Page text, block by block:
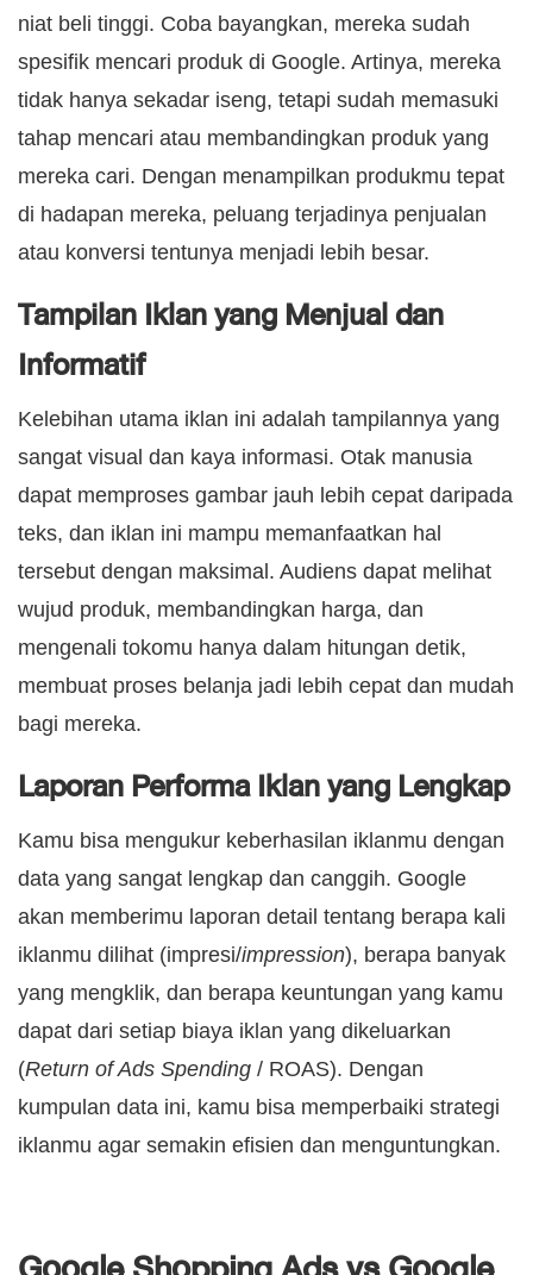
niat beli tinggi. Coba bayangkan, mereka sudah
spesifik mencari produk di Google. Artinya, mereka
tidak hanya sekadar iseng, tetapi sudah memasuki
tahap mencari atau membandingkan produk yang
mereka cari. Dengan menampilkan produkmu tepat
di hadapan mereka, peluang terjadinya penjualan
atau konversi tentunya menjadi lebih besar.
Tampilan Iklan yang Menjual dan
Informatif
Kelebihan utama iklan ini adalah tampilannya yang
sangat visual dan kaya informasi. Otak manusia
dapat memproses gambar jauh lebih cepat daripada
teks, dan iklan ini mampu memanfaatkan hal
tersebut dengan maksimal. Audiens dapat melihat
wujud produk, membandingkan harga, dan
mengenali tokomu hanya dalam hitungan detik,
membuat proses belanja jadi lebih cepat dan mudah
bagi mereka.
Laporan Performa Iklan yang Lengkap
Kamu bisa mengukur keberhasilan iklanmu dengan
data yang sangat lengkap dan canggih. Google
akan memberimu laporan detail tentang berapa kali
iklanmu dilihat (impresi/impression), berapa banyak
yang mengklik, dan berapa keuntungan yang kamu
dapat dari setiap biaya iklan yang dikeluarkan
(Return of Ads Spending / ROAS). Dengan
kumpulan data ini, kamu bisa memperbaiki strategi
iklanmu agar semakin efisien dan menguntungkan.